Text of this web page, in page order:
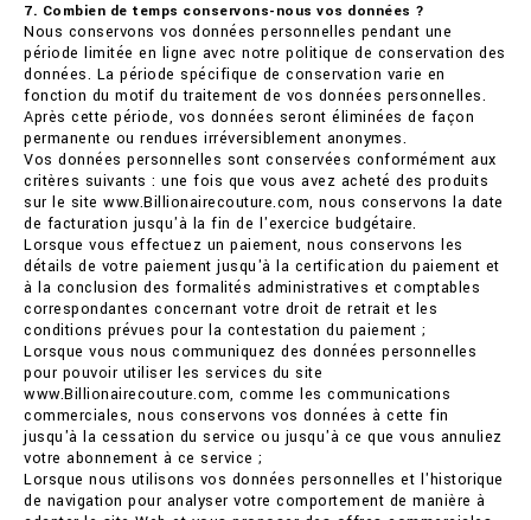
7. Combien de temps conservons-nous vos données ?
Nous conservons vos données personnelles pendant une
période limitée en ligne avec notre politique de conservation des
données. La période spécifique de conservation varie en
fonction du motif du traitement de vos données personnelles.
Après cette période, vos données seront éliminées de façon
permanente ou rendues irréversiblement anonymes.
Vos données personnelles sont conservées conformément aux
critères suivants : une fois que vous avez acheté des produits
sur le site www.Billionairecouture.com, nous conservons la date
de facturation jusqu'à la fin de l'exercice budgétaire.
Lorsque vous effectuez un paiement, nous conservons les
détails de votre paiement jusqu'à la certification du paiement et
à la conclusion des formalités administratives et comptables
correspondantes concernant votre droit de retrait et les
conditions prévues pour la contestation du paiement ;
Lorsque vous nous communiquez des données personnelles
pour pouvoir utiliser les services du site
www.Billionairecouture.com, comme les communications
commerciales, nous conservons vos données à cette fin
jusqu'à la cessation du service ou jusqu'à ce que vous annuliez
votre abonnement à ce service ;
Lorsque nous utilisons vos données personnelles et l'historique
de navigation pour analyser votre comportement de manière à